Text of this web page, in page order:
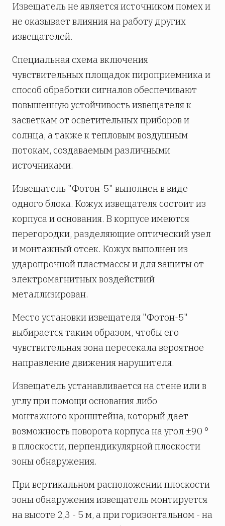
Извещатель не является источником помех и
не оказывает влияния на работу других
извещателей.
Специальная схема включения
чувствительных площадок пироприемника и
способ обработки сигналов обеспечивают
повышенную устойчивость извещателя к
засветкам от осветительных приборов и
солнца, а также к тепловым воздушным
потокам, создаваемым различными
источниками.
Извещатель "Фотон-5" выполнен в виде
одного блока. Кожух извещателя состоит из
корпуса и основания. В корпусе имеются
перегородки, разделяющие оптический узел
и монтажный отсек. Кожух выполнен из
ударопрочной пластмассы и для защиты от
электромагнитных воздействий
металлизирован.
Место установки извещателя "Фотон-5"
выбирается таким образом, чтобы его
чувствительная зона пересекала вероятное
направление движения нарушителя.
Извещатель устанавливается на стене или в
углу при помощи основания либо
монтажного кронштейна, который дает
возможность поворота корпуса на угол ±90 °
в плоскости, перпендикулярной плоскости
зоны обнаружения.
При вертикальном расположении плоскости
зоны обнаружения извещатель монтируется
на высоте 2,3 - 5 м, а при горизонтальном - на